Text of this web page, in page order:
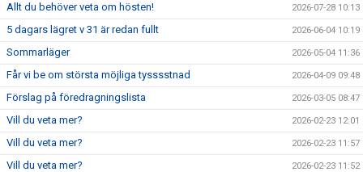
FÖRENINGSKLÄDER
UPPVISNINGAR
FRITIDSKORTET
Allt du behöver veta om hösten! 2026-07-28 10:13
5 dagars lägret v 31 är redan fullt 2026-06-04 10:19
Sommarläger 2026-05-04 11:36
Får vi be om största möjliga tysssstnad 2026-04-09 09:48
Förslag på föredragningslista 2026-03-05 08:47
Vill du veta mer? 2026-02-23 12:01
Vill du veta mer? 2026-02-23 11:57
Vill du veta mer? 2026-02-23 11:52